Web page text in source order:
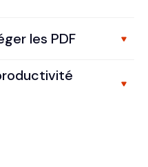
les PDF